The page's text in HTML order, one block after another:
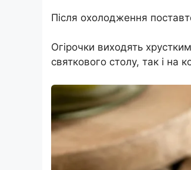
Після охолодження
Огірочки виходять
святкового столу, так і на